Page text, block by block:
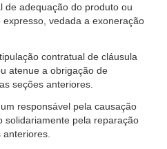
de adequação do produto ou
vedada a exoneração
contratual de cláusula
atenue a obrigação de
seções anteriores.
responsável pela causação
solidariamente pela reparação